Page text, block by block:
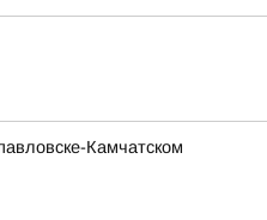
Камчатском